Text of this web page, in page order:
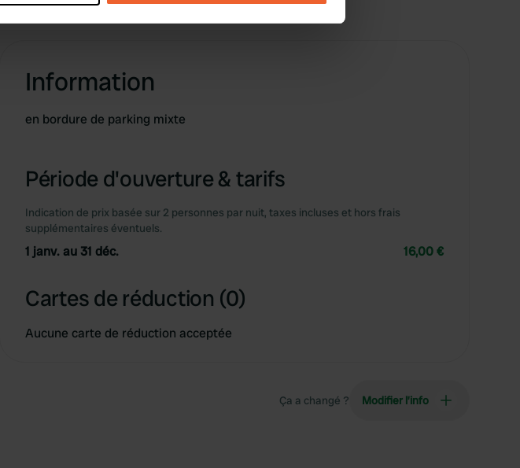
Information
en bordure de parking mixte
Période d'ouverture & tarifs
Indication de prix basée sur 2 personnes par nuit, taxes incluses et hors frais
supplémentaires éventuels.
1 janv. au 31 déc. 16,00 €
Cartes de réduction (0)
Aucune carte de réduction acceptée
Ça a changé ? Modifier l’info